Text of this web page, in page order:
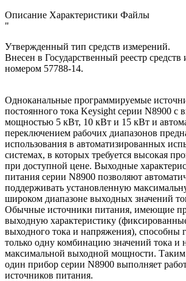
Описание Характеристики Файлы
"
Утвержденный тип средств измерений.
Внесен в Государственный реестр средств
номером 57788-14.
Одноканальные программируемые
постоянного тока Keysight серии N8900 с
мощностью 5 кВт, 10 кВт и 15 кВт и
переключением рабочих диапазонов
использования в автоматизированных
системах, в которых требуется высокая
при доступной цене. Выходные
питания серии N8900 позволяют
поддерживать установленную
широком диапазоне выходных значений
Обычные источники питания, имеющие
выходную характеристику
выходного тока и напряжения), способны
только одну комбинацию значений тока и
максимальной выходной мощности. Таким
один прибор серии N8900 выполняет
источников питания.